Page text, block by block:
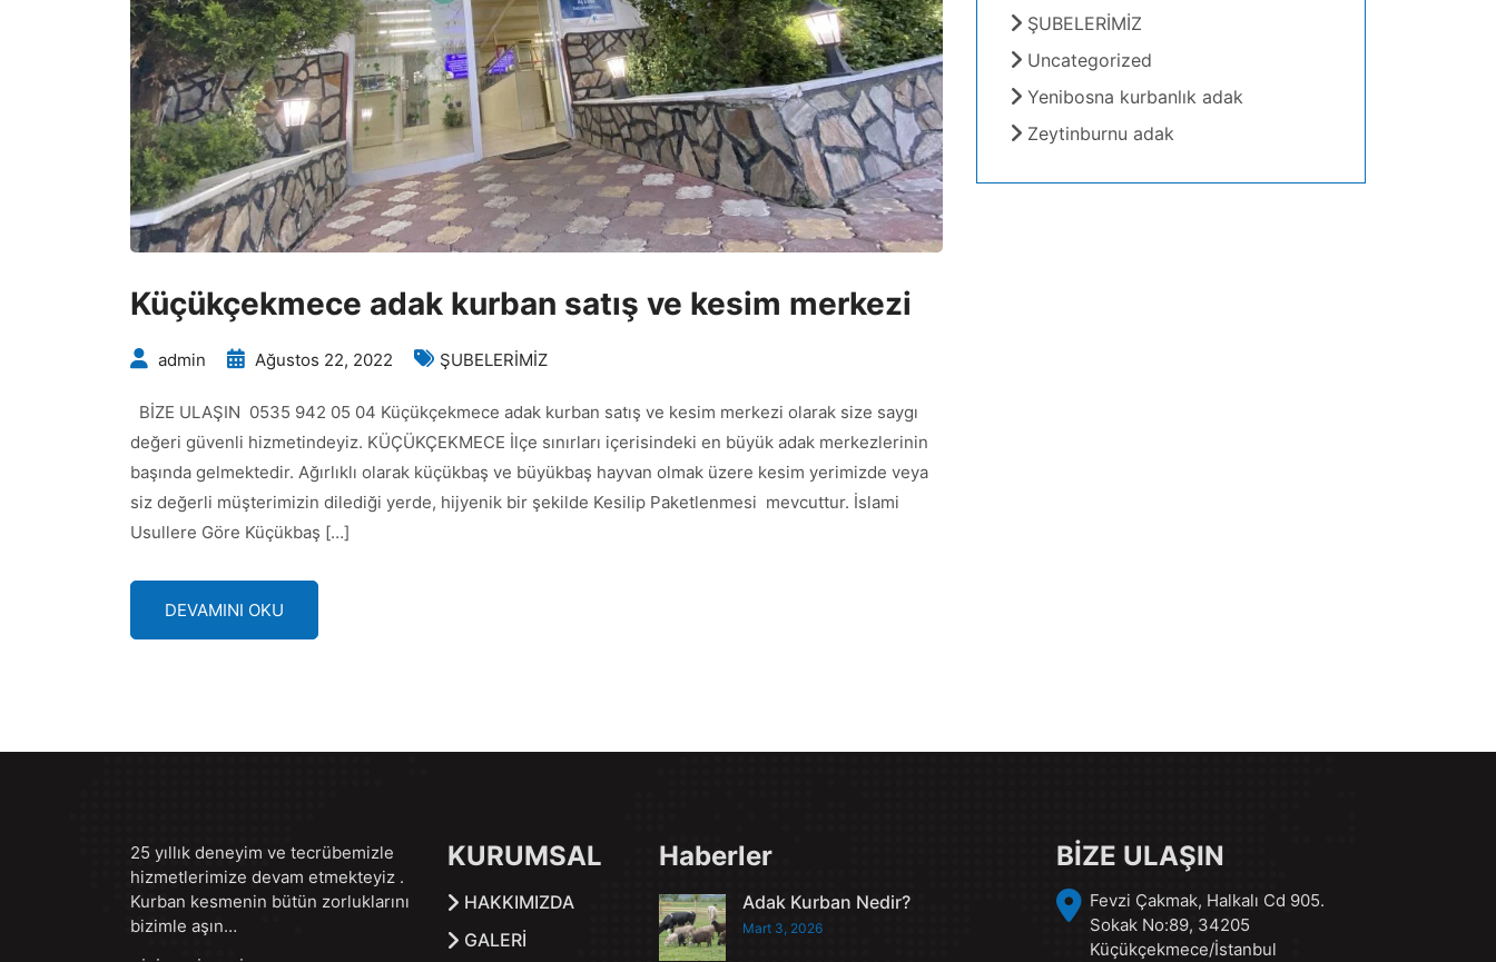
Küçükçekmece adak kurban satış ve kesim merkezi
admin Ağustos 22, 2022 ŞUBELERİMİZ
BİZE ULAŞIN 0535 942 05 04 Küçükçekmece adak kurban satış ve kesim merkezi olarak size saygı
değeri güvenli hizmetindeyiz. KÜÇÜKÇEKMECE İlçe sınırları içerisindeki en büyük adak merkezlerinin
başında gelmektedir. Ağırlıklı olarak küçükbaş ve büyükbaş hayvan olmak üzere kesim yerimizde veya
siz değerli müşterimizin dilediği yerde, hijyenik bir şekilde Kesilip Paketlenmesi mevcuttur. İslami
Usullere Göre Küçükbaş […]
DEVAMINI OKU
ŞUBELERİMİZ
Uncategorized
Yenibosna kurbanlık adak
Zeytinburnu adak
25 yıllık deneyim ve tecrübemizle
hizmetlerimize devam etmekteyiz .
Kurban kesmenin bütün zorluklarını
bizimle aşın…
KURUMSAL
HAKKIMIZDA
GALERİ
Haberler
Adak Kurban Nedir?
Mart 3, 2026
BİZE ULAŞIN
Fevzi Çakmak, Halkalı Cd 905.
Sokak No:89, 34205
Küçükçekmece/İstanbul